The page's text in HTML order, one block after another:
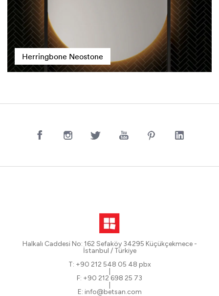
Herringbone Neostone
Halkalı Caddesi No: 162 Sefaköy 34295 Küçükçekmece -
İstanbul / Türkiye
T: +90 212 548 05 48 pbx
F: +90 212 698 25 73
E: info@betsan.com